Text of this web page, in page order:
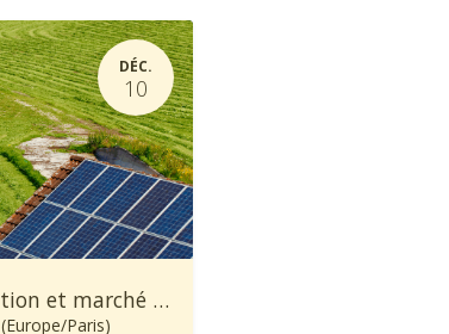
DÉC.
10
[Formation] Atténuation et marché carbone en agriculture
(Europe/Paris)